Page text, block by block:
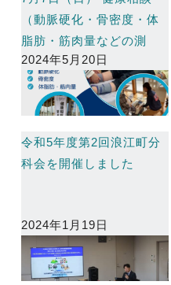
（動脈硬化・骨密度・体
脂肪・筋肉量などの測
定）の開催
2024年5月20日
令和5年度第2回浪江町分
科会を開催しました
2024年1月19日